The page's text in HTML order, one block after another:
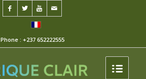
Phone : +237 652222555